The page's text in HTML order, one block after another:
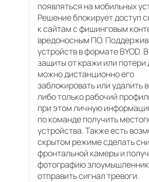
появляться на мобильных
Решение блокирует доступ
к сайтам с фишинговым
вредоносным ПО.
устройств в формате BYOD.
защиты от кражи или потери
можно дистанционно его
заблокировать или удалить
либо только рабочий
при этом личную
по команде получить
устройства. Также есть
скрытом режиме сделать
фронтальной камеры и
фотографию
отправить сигнал тревоги.